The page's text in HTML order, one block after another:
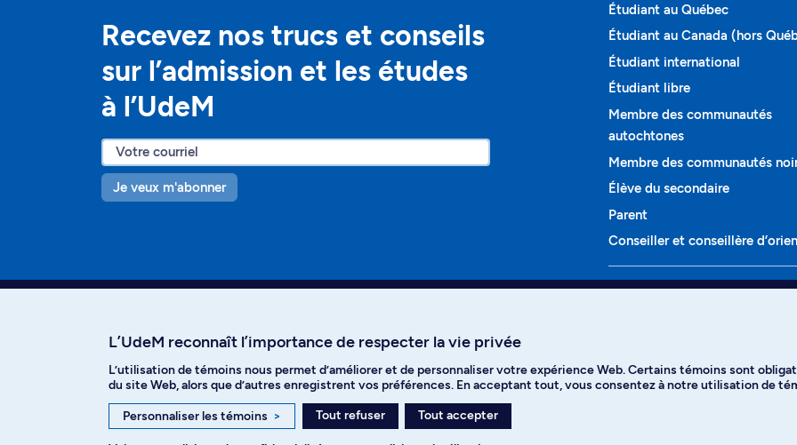
Recevez nos trucs et conseils
sur l’admission et les études
à l’UdeM
Je veux m'abonner
Étudiant au Québec
Étudiant au Canada (hors
Étudiant international
Étudiant libre
Membre des communautés
autochtones
Membre des communautés
Élève du secondaire
Parent
Conseiller et conseillère
Programmes et cours
Facebook Instagram TikTok YouTube Spotify
L’UdeM reconnaît l’importance de respecter la vie privée
L’utilisation de témoins nous permet d’améliorer et de personnaliser votre expérience Web. Certains témoins sont
du site Web, alors que d’autres enregistrent vos préférences. En acceptant tout, vous consentez à notre utilisation de
Personnaliser les témoins > Tout refuser Tout accepter